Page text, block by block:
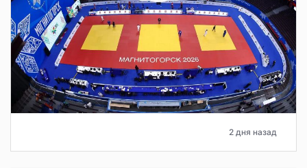
2 дня назад